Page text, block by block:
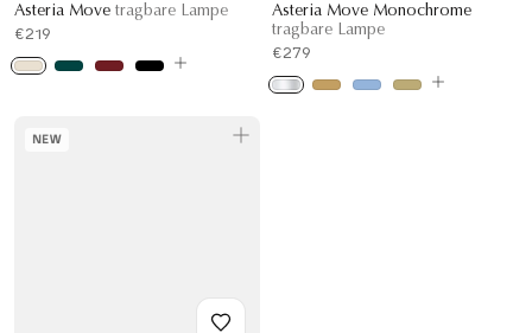
Asteria Move tragbare Lampe
€219
Asteria Move Monochrome
tragbare Lampe
€279
NEW